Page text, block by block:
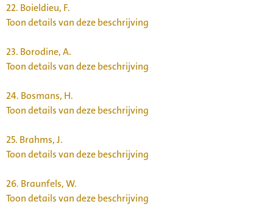
22. Boieldieu, F.
Toon details van deze beschrijving
23. Borodine, A.
Toon details van deze beschrijving
24. Bosmans, H.
Toon details van deze beschrijving
25. Brahms, J.
Toon details van deze beschrijving
26. Braunfels, W.
Toon details van deze beschrijving